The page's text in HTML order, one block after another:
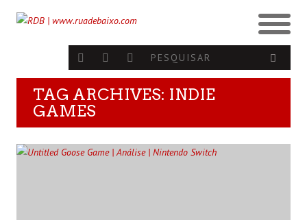
TAG ARCHIVES: INDIE
GAMES